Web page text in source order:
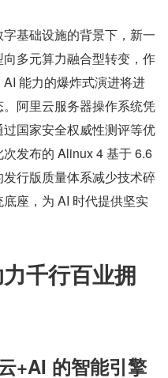
基础设施的背景下，新一
多元算力融合型转变，作
能力的爆炸式演进将进
阿里云服务器操作系统凭
国家安全权威性测评等优
发布的 Alinux 4 基于 6.6
行版质量体系减少技术碎
座，为 AI 时代提供坚实
千行百业拥
+AI 的智能引擎